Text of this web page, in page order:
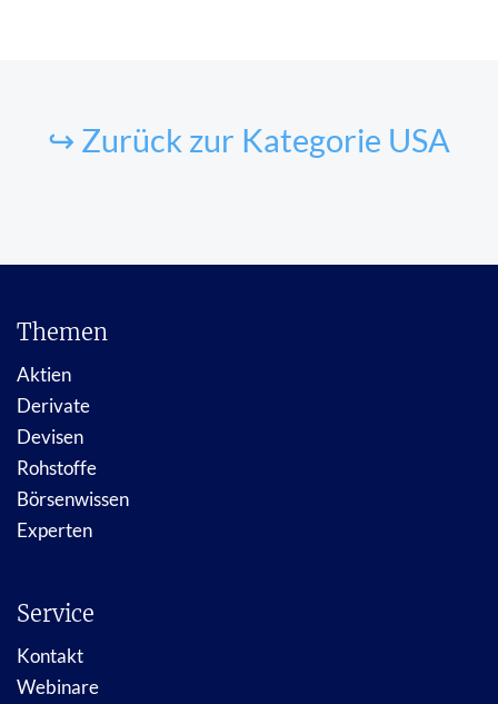
↪ Zurück zur Kategorie USA
Themen
Aktien
Derivate
Devisen
Rohstoffe
Börsenwissen
Experten
Service
Kontakt
Webinare